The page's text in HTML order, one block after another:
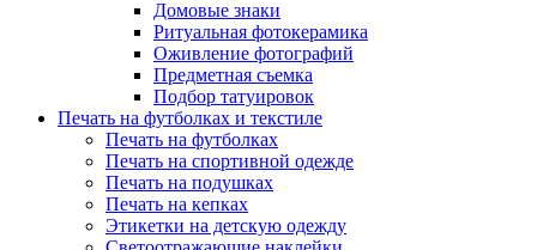
Домовые знаки
Ритуальная фотокерамика
Оживление фотографий
Предметная съемка
Подбор татуировок
Печать на футболках и текстиле
Печать на футболках
Печать на спортивной одежде
Печать на подушках
Печать на кепках
Этикетки на детскую одежду